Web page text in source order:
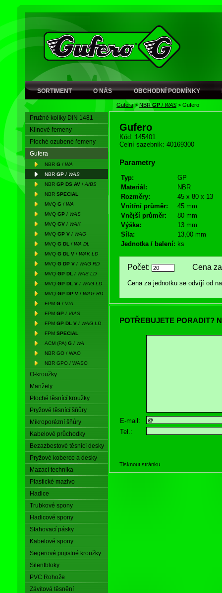
SORTIMENT O NÁS OBCHODNÍ PODMÍNKY
Gufera> NBRGP / WAS > Gufero
Pružné kolíky DIN 1481
Klínové řemeny
Ploché ozubené řemeny
Gufera
NBR G / WA
NBR GP / WAS
NBR GP DS AV / A/BS
NBR SPECIAL
MVQ G / WA
MVQ GP / WAS
MVQ GV / WAK
MVQ GP V / WAG
MVQ G DL / WA DL
MVQ G DL V / WAK LD
MVQ G DP V / WAG RD
MVQ GP DL / WAS LD
MVQ GP DL V / WAG LD
MVQ GP DP V / WAG RD
FPM G / VIA
FPM GP / VIAS
FPM GP DL V / WAG LD
FPM SPECIAL
ACM (PA) G / WA
NBR GO / WAO
NBR GPO / WASO
O-kroužky
Manžety
Ploché těsnící kroužky
Pryžové těsnící šňůry
Mikroporézní šňůry
Kabelové průchodky
Bezazbestové těsnící desky
Pryžové koberce a desky
Mazací technika
Plastické mazivo
Hadice
Trubkové spony
Hadicové spony
Stahovací pásky
Kabelové spony
Segerové pojistné kroužky
Silentbloky
PVC Rohože
Závitová těsnění
Gufero
Kód: 145401
Celní sazebník: 40169300
Parametry
Typ:
GP
Materiál:
NBR
Rozměry:
45 x 80 x 13
Vnitřní průměr:
45 mm
Vnější průměr:
80 mm
Výška:
13 mm
Síla:
13,00 mm
Jednotka / balení: ks
Počet: Cena za
Cena za jednotku se odvíjí od
POTŘEBUJETE PORADIT?
E-mail:
Tel.:
Tisknout stránku